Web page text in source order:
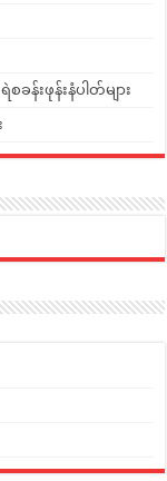
န်းဖုန်းနံပါတ်များ